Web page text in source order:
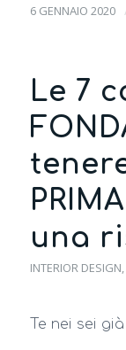
6 GENNAIO 2020
Le 7
una
INTERIOR DESIGN,
Te nei sei